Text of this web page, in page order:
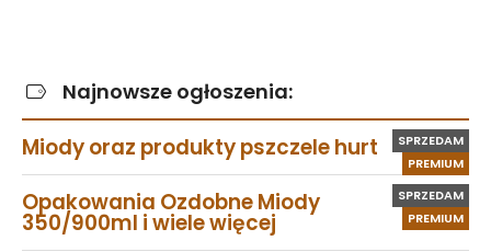
Najnowsze ogłoszenia:
PREMIUM
SPRZEDAM
Miody oraz produkty pszczele hurt
PREMIUM
SPRZEDAM
Opakowania Ozdobne Miody
350/900ml i wiele więcej